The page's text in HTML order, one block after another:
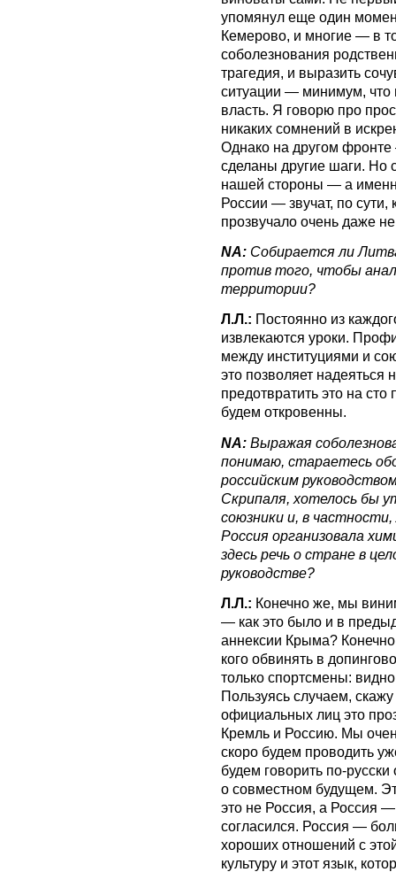
упомянул еще один
Кемерово, и многие — в
соболезнования
трагедия, и выразить
ситуации — минимум,
власть. Я говорю про
никаких сомнений в
Однако на другом
сделаны другие шаги. Но
нашей стороны — а
России — звучат, по
прозвучало очень даже
NA: Собирается ли
против того, чтобы
территории?
Л.Л.: Постоянно из
извлекаются уроки.
между институциями и
это позволяет надеяться
предотвратить это на
будем откровенны.
NA: Выражая
понимаю, стараетесь
российским
Скрипаля, хотелось бы
союзники и, в
Россия организовала
здесь речь о стране в
руководстве?
Л.Л.: Конечно же, мы
— как это было и в
аннексии Крыма?
кого обвинять в
только спортсмены:
Пользуясь случаем,
официальных лиц это
Кремль и Россию. Мы
скоро будем проводить
будем говорить по-
о совместном будущем.
это не Россия, а Россия
согласился. Россия —
хороших отношений с
культуру и этот язык,